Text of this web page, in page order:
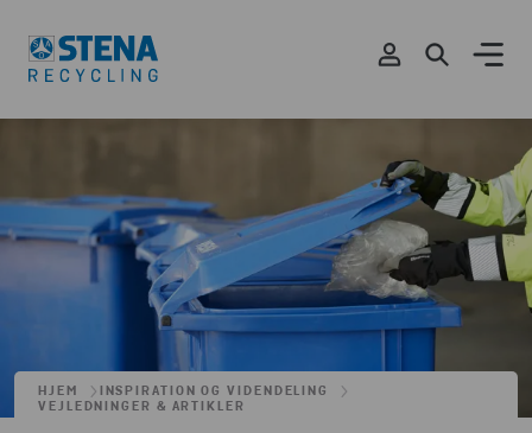
HJEM
INSPIRATION OG VIDENDELING
VEJLEDNINGER & ARTIKLER